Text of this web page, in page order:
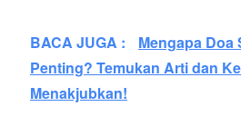
BACA JUGA :
Mengapa Doa
Penting? Temukan Arti dan
Menakjubkan!